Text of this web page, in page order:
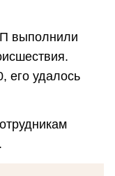
выполнили
его удалось